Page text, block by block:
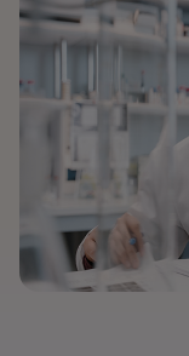
개요
문의 사항